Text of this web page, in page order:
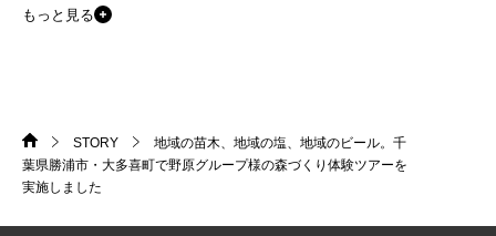
もっと見る
HOME
>
STORY
>
地域の苗木、地域の塩、地域のビール。千
葉県勝浦市・大多喜町で野原グループ様の森づくり体験ツアーを
実施しました